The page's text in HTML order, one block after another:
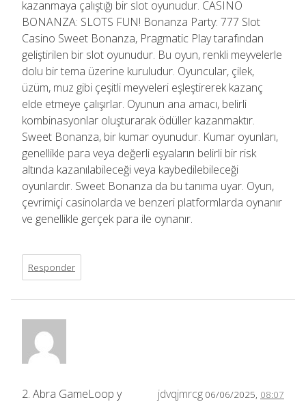
kazanmaya çalıştığı bir slot oyunudur. CASINO
BONANZA: SLOTS FUN! Bonanza Party: 777 Slot
Casino Sweet Bonanza, Pragmatic Play tarafından
geliştirilen bir slot oyunudur. Bu oyun, renkli meyvelerle
dolu bir tema üzerine kuruludur. Oyuncular, çilek,
üzüm, muz gibi çeşitli meyveleri eşleştirerek kazanç
elde etmeye çalışırlar. Oyunun ana amacı, belirli
kombinasyonlar oluşturarak ödüller kazanmaktır.
Sweet Bonanza, bir kumar oyunudur. Kumar oyunları,
genellikle para veya değerli eşyaların belirli bir risk
altında kazanılabileceği veya kaybedilebileceği
oyunlardır. Sweet Bonanza da bu tanıma uyar. Oyun,
çevrimiçi casinolarda ve benzeri platformlarda oynanır
ve genellikle gerçek para ile oynanır.
Responder
jdvqjmrcg 06/06/2025, 08:07
2. Abra GameLoop y